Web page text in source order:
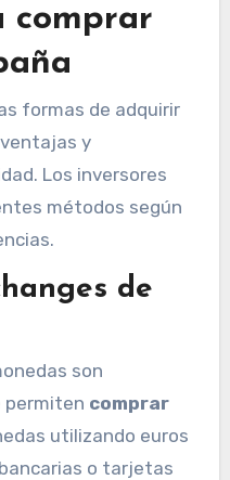
comprar
formas de adquirir
y
Los inversores
métodos según
de
son
permiten comprar
utilizando euros
o tarjetas